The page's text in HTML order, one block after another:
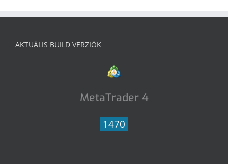
AKTUÁLIS BUILD VERZIÓK
MetaTrader 4
1470